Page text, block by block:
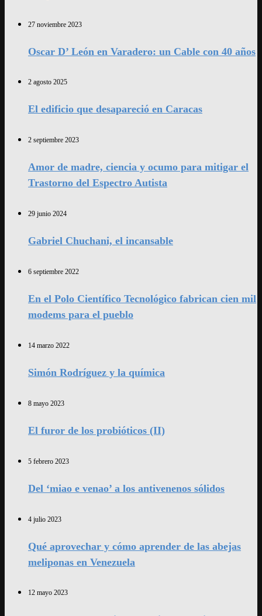
27 noviembre 2023
Oscar D’ León en Varadero: un Cable con 40 años
2 agosto 2025
El edificio que desapareció en Caracas
2 septiembre 2023
Amor de madre, ciencia y ocumo para mitigar el
Trastorno del Espectro Autista
29 junio 2024
Gabriel Chuchani, el incansable
6 septiembre 2022
En el Polo Científico Tecnológico fabrican cien mil
modems para el pueblo
14 marzo 2022
Simón Rodríguez y la química
8 mayo 2023
El furor de los probióticos (II)
5 febrero 2023
Del ‘miao e venao’ a los antivenenos sólidos
4 julio 2023
Qué aprovechar y cómo aprender de las abejas
meliponas en Venezuela
12 mayo 2023